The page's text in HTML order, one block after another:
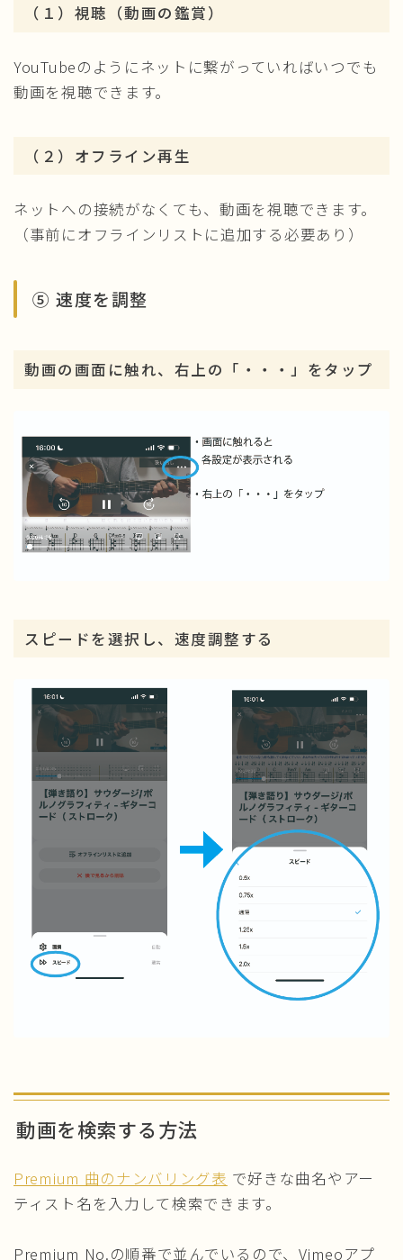
（１）視聴（動画の鑑賞）
YouTubeのようにネットに繋がっていればいつでも
動画を視聴できます。
（２）オフライン再生
ネットへの接続がなくても、動画を視聴できます。
（事前にオフラインリストに追加する必要あり）
⑤ 速度を調整
動画の画面に触れ、右上の「・・・」をタップ
スピードを選択し、速度調整する
動画を検索する方法
Premium 曲のナンバリング表 で好きな曲名やアー
ティスト名を入力して検索できます。
Premium No.の順番で並んでいるので、Vimeoアプ